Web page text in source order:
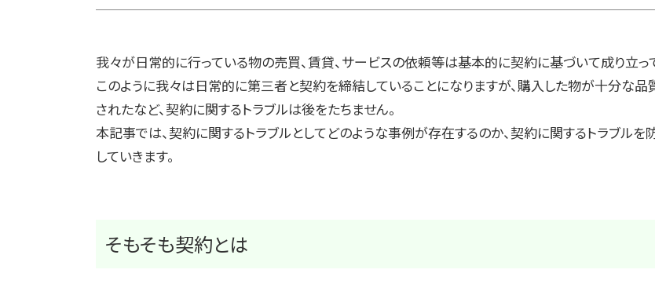
我々が日常的に行っている物の売買、賃貸、サービスの依頼等は基本的に契約に基づいて成り立っ
このように我々は日常的に第三者と契約を締結していることになりますが、購入した物が十分な
されたなど、契約に関するトラブルは後をたちません。
本記事では、契約に関するトラブルとしてどのような事例が存在するのか、契約に関するトラブル
していきます。
そもそも契約とは